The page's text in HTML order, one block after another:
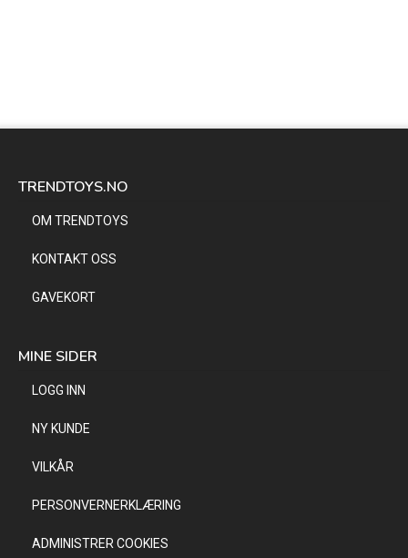
TRENDTOYS.NO
OM TRENDTOYS
KONTAKT OSS
GAVEKORT
MINE SIDER
LOGG INN
NY KUNDE
VILKÅR
PERSONVERNERKLÆRING
ADMINISTRER COOKIES